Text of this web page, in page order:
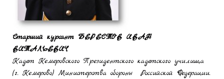
Старший курсант БЕРЕСТОВ ИВАН
ВИТАЛЬЕВИЧ
Кадет Кемеровского Президентского кадетского училища
(г. Кемерово) Министерства обороны Российской Федерации.